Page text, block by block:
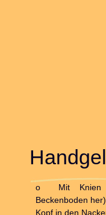
o Mit Knien
Beckenboden her)
Kopf in den